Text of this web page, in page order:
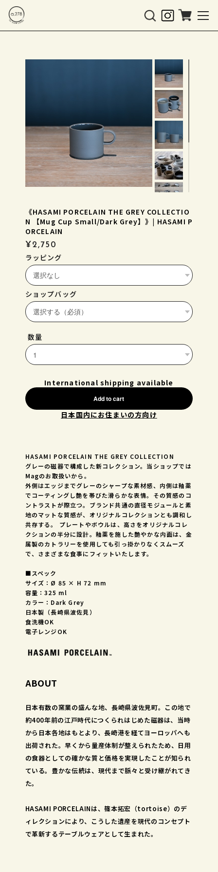
《HASAMI PORCELAIN THE GREY COLLECTIO
N 【Mug Cup Small/Dark Grey】》| HASAMI P
ORCELAIN
¥2,750
ラッピング
ショップバッグ
数量
International shipping available
Add to cart
日本国内にお住まいの方向け
HASAMI PORCELAIN THE GREY COLLECTION
グレーの磁器で構成した新コレクション。当ショップでは
Magのお取扱いから。
外側はエッジまでグレーのシャープな素材感、内側は釉薬
でコーティングし艶を帯びた滑らかな表情。その質感のコ
ントラストが際立つ。ブランド共通の直径モジュールと素
地のマットな質感が、オリジナルコレクションとも調和し
共存する。 プレートやボウルは、高さをオリジナルコレ
クションの半分に設計。釉薬を施した艶やかな内面は、金
属製のカトラリーを使用しても引っ掛かりなくスムーズ
で、さまざまな食事にフィットいたします。
■スペック
サイズ：Ø 85 × H 72 mm
容量：325 ml
カラー：Dark Grey
日本製（長崎県波佐見）
食洗機OK
電子レンジOK
ABOUT
日本有数の窯業の盛んな地、長崎県波佐見町。この地で
約400年前の江戸時代につくられはじめた磁器は、当時
から日本各地はもとより、長崎港を経てヨーロッパへも
出荷された。早くから量産体制が整えられたため、日用
の食器としての確かな質と価格を実現したことが知られ
ている。豊かな伝統は、現代まで脈々と受け継がれてき
た。
HASAMI PORCELAINは、篠本拓宏（tortoise）のデ
ィレクションにより、こうした遺産を現代のコンセプト
で革新するテーブルウェアとして生まれた。